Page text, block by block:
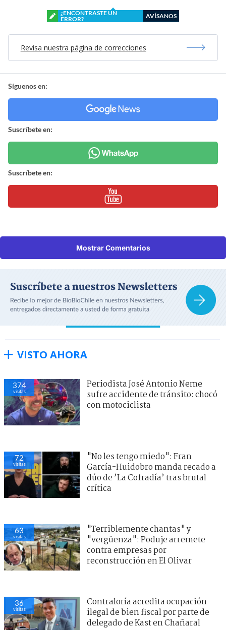
¿ENCONTRASTE UN
ERROR?
AVÍSANOS
Revisa nuestra página de correcciones
Síguenos en:
Suscríbete en:
Suscríbete en:
Mostrar Comentarios
VISTO AHORA
374
visitas
Periodista José Antonio Neme
sufre accidente de tránsito: chocó
con motociclista
72
visitas
"No les tengo miedo": Fran
García-Huidobro manda recado a
dúo de ’La Cofradía’ tras brutal
crítica
63
visitas
"Terriblemente chantas" y
"vergüenza": Poduje arremete
contra empresas por
reconstrucción en El Olivar
36
visitas
Contraloría acredita ocupación
ilegal de bien fiscal por parte de
delegado de Kast en Chañaral